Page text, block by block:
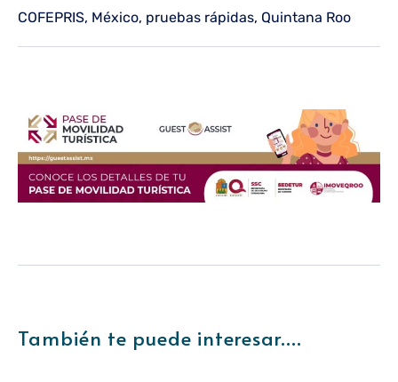
COFEPRIS, México, pruebas rápidas, Quintana Roo
También te puede interesar....